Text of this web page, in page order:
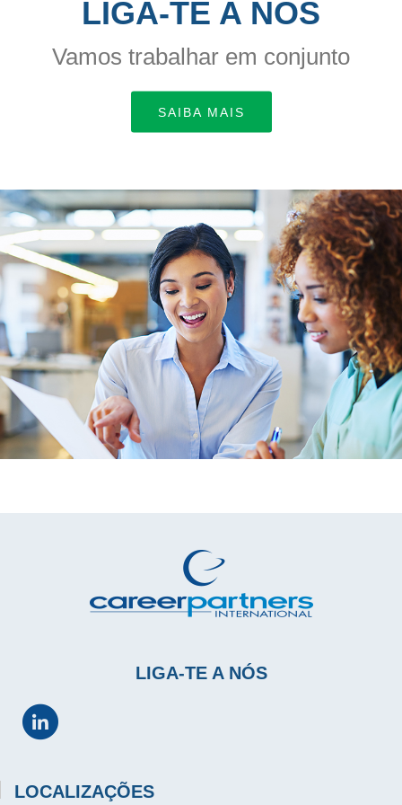
LIGA-TE A NÓS
Vamos trabalhar em conjunto
SAIBA MAIS
LIGA-TE A NÓS
LOCALIZAÇÕES